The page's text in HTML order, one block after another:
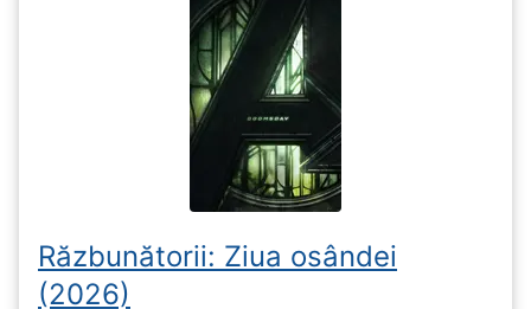
Răzbunătorii: Ziua osândei
(2026)